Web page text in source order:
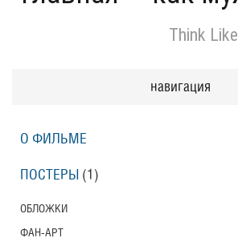
Think
навигация
О ФИЛЬМЕ
ПОСТЕРЫ (1)
ОБЛОЖКИ
ФАН-АРТ